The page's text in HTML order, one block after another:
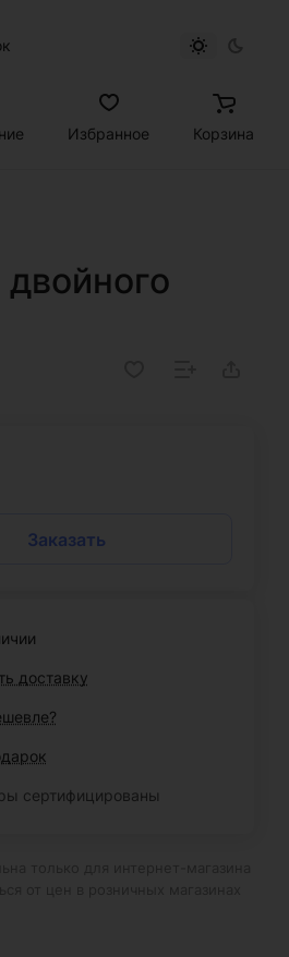
Избранное Корзина
Заказать
доставку
сертифицированы